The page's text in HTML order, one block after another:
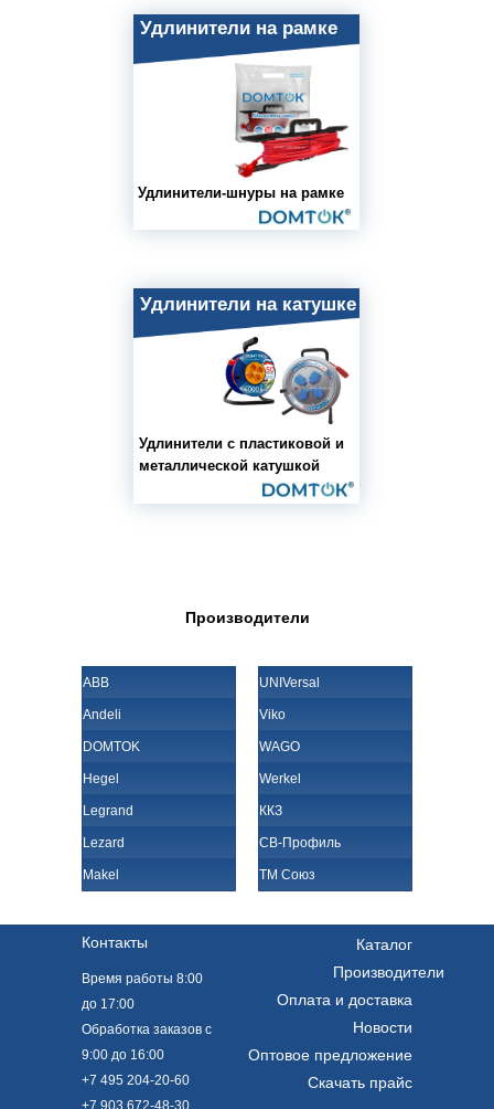
Удлинители на катушке
Удлинители с пластиковой и
металлической катушкой
Удлинители на рамке
Удлинители-шнуры на рамке
ТМ Союз
СВ-Профиль
ККЗ
Werkel
WAGO
Viko
UNIVersal
DOMTOK
Makel
Lezard
Legrand
Hegel
Andeli
ABB
Производители
Контакты Каталог
Время работы 8:00
до 17:00
Обработка заказов с
9:00 до 16:00
+7 495 204-20-60
+7 903 672-48-30
Оптовое предложение
Скачать прайс
Оплата и доставка
Новости
Производители